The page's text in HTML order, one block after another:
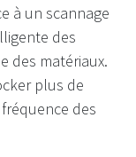
à un scannage
des
des matériaux.
plus de
des